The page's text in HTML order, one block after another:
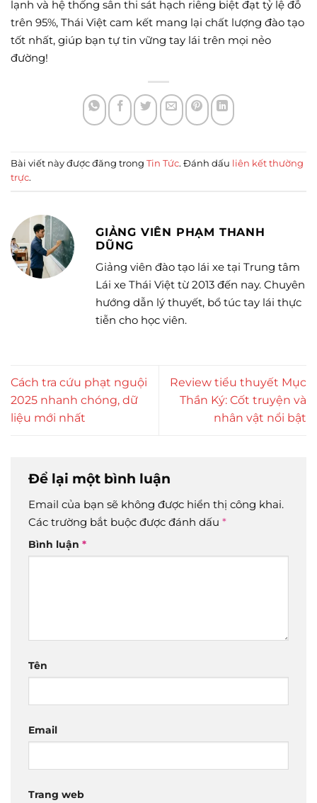
lạnh và hệ thống sân thi sát hạch riêng biệt đạt tỷ lệ đỗ
trên 95%, Thái Việt cam kết mang lại chất lượng đào tạo
tốt nhất, giúp bạn tự tin vững tay lái trên mọi nẻo
đường!
Bài viết này được đăng trong Tin Tức. Đánh dấu liên kết thường
trực.
GIẢNG VIÊN PHẠM THANH
DŨNG
Giảng viên đào tạo lái xe tại Trung tâm
Lái xe Thái Việt từ 2013 đến nay. Chuyên
hướng dẫn lý thuyết, bổ túc tay lái thực
tiễn cho học viên.
Cách tra cứu phạt nguội
2025 nhanh chóng, dữ
liệu mới nhất
Review tiểu thuyết Mục
Thần Ký: Cốt truyện và
nhân vật nổi bật
Để lại một bình luận
Email của bạn sẽ không được hiển thị công khai.
Các trường bắt buộc được đánh dấu *
Bình luận *
Tên
Email
Trang web